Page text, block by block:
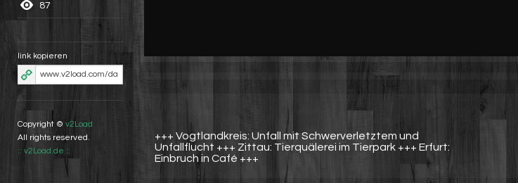
87
link kopieren
Copyright © v2Load
All rights reserved.
:: v2Load.de ::
+++ Vogtlandkreis: Unfall mit Schwerverletztem und
Unfallflucht +++ Zittau: Tierquälerei im Tierpark +++ Erfurt:
Einbruch in Café +++